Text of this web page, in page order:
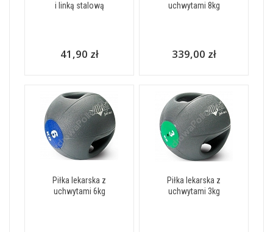
i linką stalową
41,90 zł
uchwytami 8kg
339,00 zł
Piłka lekarska z
uchwytami 6kg
Piłka lekarska z
uchwytami 3kg